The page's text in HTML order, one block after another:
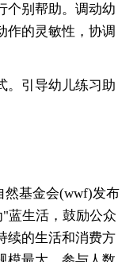
个别帮助。调动幼
作的灵敏性，协调
。引导幼儿练习助
基金会(wwf)发布
生活，鼓励公众
续的生活和消费方